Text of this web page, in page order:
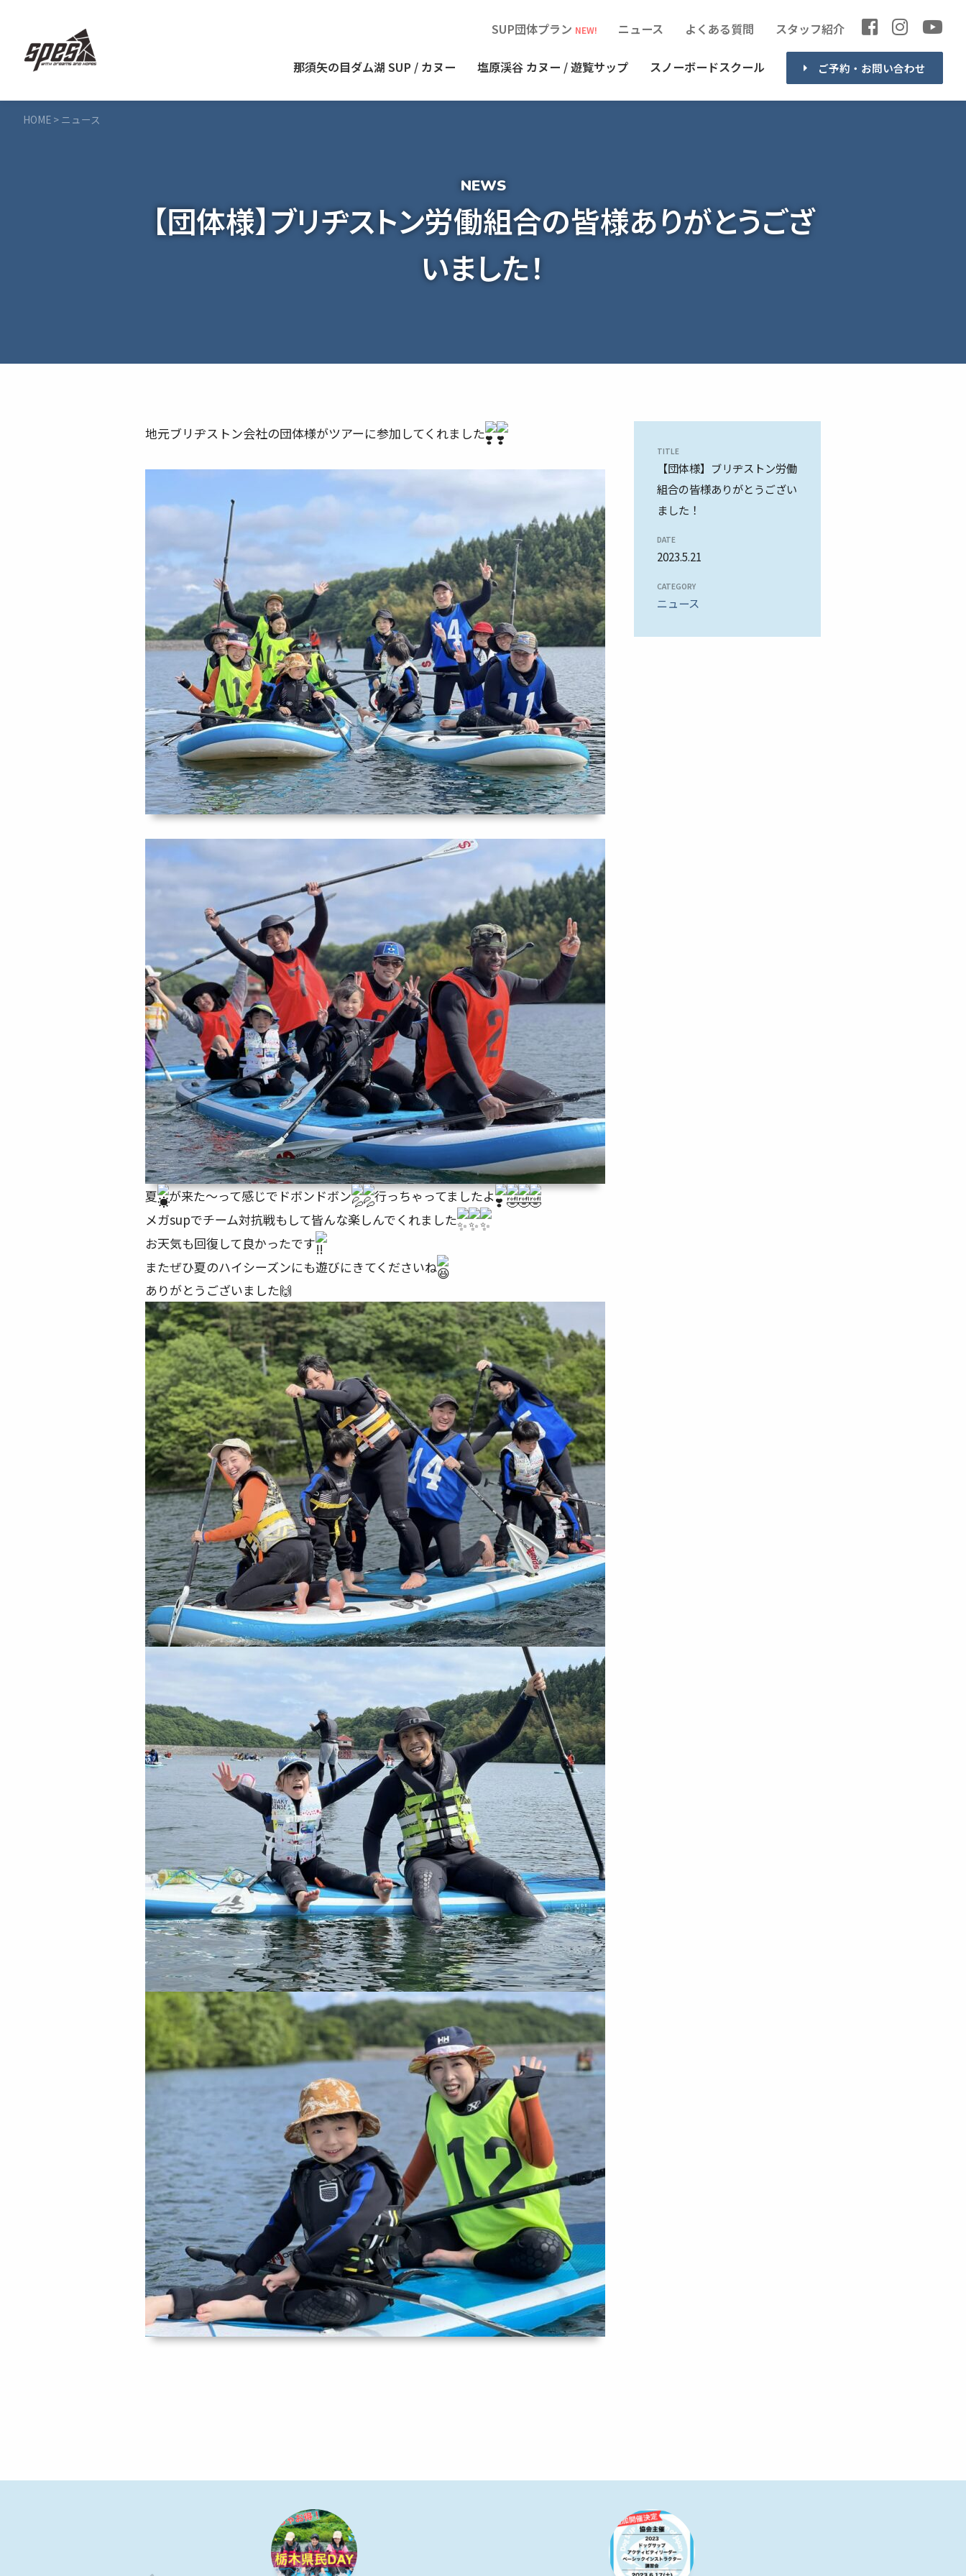
那須矢の目ダム湖 SUP / カヌー 塩原渓谷 カヌー / 遊覧サップ スノーボードスクール ご予約・お問い合わせ
SUP団体プラン NEW! ニュース よくある質問 スタッフ紹介
HOME > ニュース
【団体様】ブリヂストン労働組合の皆様ありがとうござ
いました！
地元ブリヂストン会社の団体様がツアーに参加してくれました
夏 が来た〜って感じでドボンドボン
行っちゃってましたよ
メガsupでチーム対抗戦もして皆んな楽しんでくれました
お天気も回復して良かったです
またぜひ夏のハイシーズンにも遊びにきてくださいね
ありがとうございました🙌
TITLE
【団体様】ブリヂストン労働
組合の皆様ありがとうござい
ました！
DATE
2023.5.21
CATEGORY
ニュース